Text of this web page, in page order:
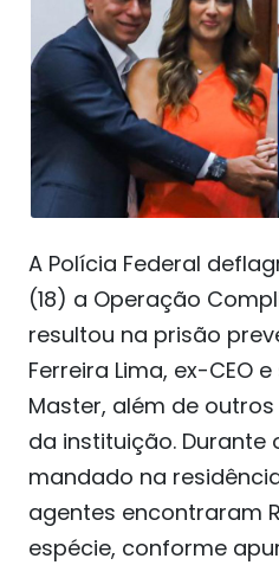
A Polícia Federal
(18) a Operação
resultou na prisão
Ferreira Lima, ex-CEO
Master, além de
da instituição.
mandado na
agentes encontraram
espécie, conforme